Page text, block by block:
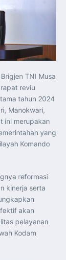
Kepercayaan
Tinggi dan
Nasional
Resmi Buka
Pitch Black Mindil
Plan 2026–
melalui
Udara dan
Aturan KEK
Negeri
Target
Tembus 3 Juta
Kunci
Plus Three
Diplomasi
RRT Harus
untuk
Indonesia dan AS
Budaya
Percepatan
TNI Musa
reviu
tahun 2024
Manokwari,
ini merupakan
yang
Komando
reformasi
kinerja serta
akan
pelayanan
Kodam